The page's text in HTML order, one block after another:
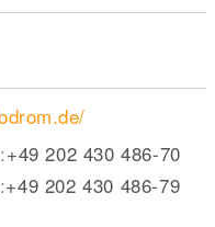
+49 202 430 486-70
+49 202 430 486-79